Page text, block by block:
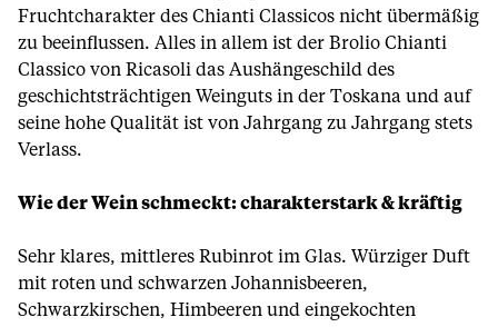
Fruchtcharakter des Chianti Classicos nicht übermäßig
zu beeinflussen. Alles in allem ist der Brolio Chianti
Classico von Ricasoli das Aushängeschild des
geschichtsträchtigen Weinguts in der Toskana und auf
seine hohe Qualität ist von Jahrgang zu Jahrgang stets
Verlass.
Wie der Wein schmeckt: charakterstark & kräftig
Sehr klares, mittleres Rubinrot im Glas. Würziger Duft
mit roten und schwarzen Johannisbeeren,
Schwarzkirschen, Himbeeren und eingekochten